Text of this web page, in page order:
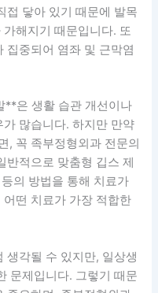
접 닿아 있기 때문에 발목
해지기 때문입니다. 또
집중되어 염좌 및 근막염
**은 생활 습관 개선이나
많습니다. 하지만 만약
, 꼭 족부정형외과 전문의
반적으로 맞춤형 깁스 제
의 방법을 통해 치료가
떤 치료가 가장 적합한
생각될 수 있지만, 일상생
문제입니다. 그렇기 때문